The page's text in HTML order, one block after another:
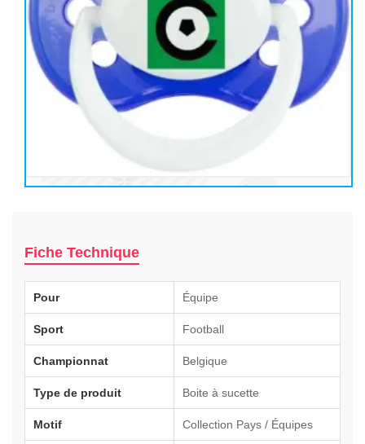
Fiche Technique
Pour Équipe
Sport Football
Championnat Belgique
Type de produit Boite à sucette
Motif Collection Pays / Équipes